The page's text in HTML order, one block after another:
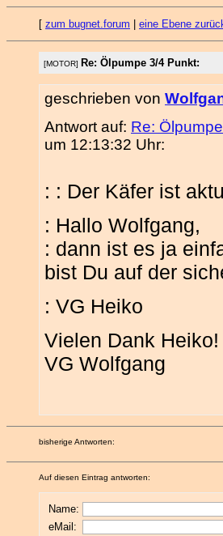
[ zum bugnet.forum eine Ebene
[MOTOR] Re: Ölpumpe 3/4 Punkt:
geschrieben von
Antwort auf: Re:
um 12:13:32 Uhr:
: : Der Käfer ist
: Hallo Wolfgang,
: dann ist es ja
bist Du auf der
: VG Heiko
Vielen Dank Heiko!
VG Wolfgang
bisherige Antworten:
Auf diesen Eintrag antworten:
Name:
eMail: